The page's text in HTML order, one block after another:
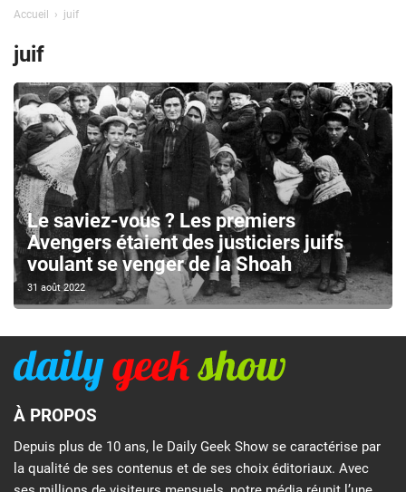
Accueil juif
juif
Le saviez-vous ? Les premiers
Avengers étaient des justiciers juifs
voulant se venger de la Shoah
31 août 2022
À PROPOS
Depuis plus de 10 ans, le Daily Geek Show se caractérise par
la qualité de ses contenus et de ses choix éditoriaux. Avec